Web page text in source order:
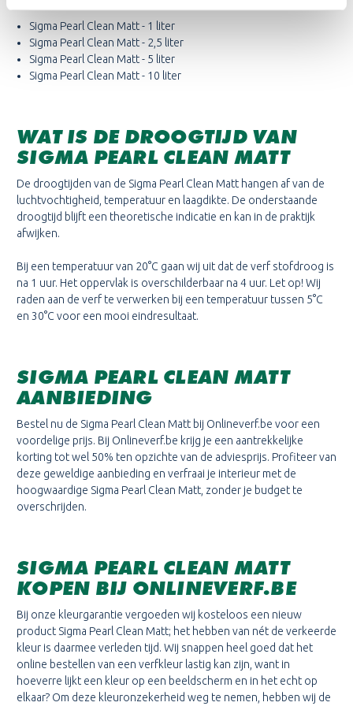
Sigma Pearl Clean Matt - 1 liter
Sigma Pearl Clean Matt - 2,5 liter
Sigma Pearl Clean Matt - 5 liter
Sigma Pearl Clean Matt - 10 liter
WAT IS DE DROOGTIJD VAN
SIGMA PEARL CLEAN MATT
De droogtijden van de Sigma Pearl Clean Matt hangen af van de
luchtvochtigheid, temperatuur en laagdikte. De onderstaande
droogtijd blijft een theoretische indicatie en kan in de praktijk
afwijken.
Bij een temperatuur van 20°C gaan wij uit dat de verf stofdroog is
na 1 uur. Het oppervlak is overschilderbaar na 4 uur. Let op! Wij
raden aan de verf te verwerken bij een temperatuur tussen 5°C
en 30°C voor een mooi eindresultaat.
SIGMA PEARL CLEAN MATT
AANBIEDING
Bestel nu de Sigma Pearl Clean Matt bij Onlineverf.be voor een
voordelige prijs. Bij Onlineverf.be krijg je een aantrekkelijke
korting tot wel 50% ten opzichte van de adviesprijs. Profiteer van
deze geweldige aanbieding en verfraai je interieur met de
hoogwaardige Sigma Pearl Clean Matt, zonder je budget te
overschrijden.
SIGMA PEARL CLEAN MATT
KOPEN BIJ ONLINEVERF.BE
Bij onze kleurgarantie vergoeden wij kosteloos een nieuw
product Sigma Pearl Clean Matt; het hebben van nét de verkeerde
kleur is daarmee verleden tijd. Wij snappen heel goed dat het
online bestellen van een verfkleur lastig kan zijn, want in
hoeverre lijkt een kleur op een beeldscherm en in het echt op
elkaar? Om deze kleuronzekerheid weg te nemen, hebben wij de